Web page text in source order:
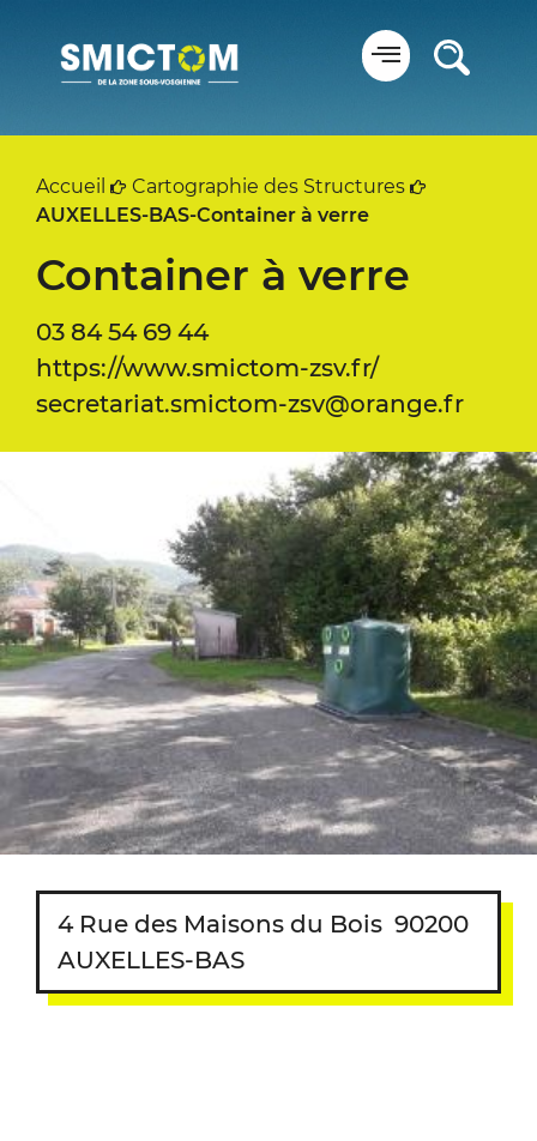
Accueil
Cartographie des Structures
AUXELLES-BAS-Container à verre
Container à verre
03 84 54 69 44
https://www.smictom-zsv.fr/
secretariat.smictom-zsv@orange.fr
4 Rue des Maisons du Bois 90200
AUXELLES-BAS